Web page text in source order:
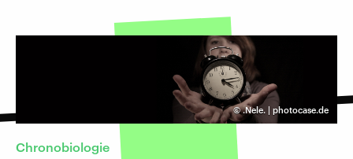
©.Nele. | photocase.de
Chronobiologie